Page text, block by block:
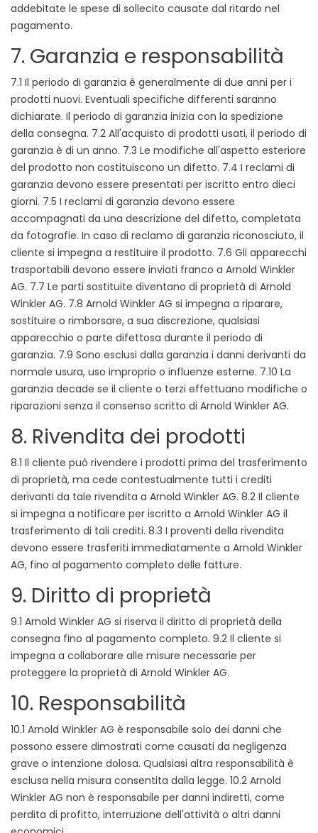
addebitate le spese di sollecito causate dal ritardo nel
pagamento.
7. Garanzia e responsabilità
7.1 Il periodo di garanzia è generalmente di due anni per i
prodotti nuovi. Eventuali specifiche differenti saranno
dichiarate. Il periodo di garanzia inizia con la spedizione
della consegna. 7.2 All'acquisto di prodotti usati, il periodo di
garanzia è di un anno. 7.3 Le modifiche all'aspetto esteriore
del prodotto non costituiscono un difetto. 7.4 I reclami di
garanzia devono essere presentati per iscritto entro dieci
giorni. 7.5 I reclami di garanzia devono essere
accompagnati da una descrizione del difetto, completata
da fotografie. In caso di reclamo di garanzia riconosciuto, il
cliente si impegna a restituire il prodotto. 7.6 Gli apparecchi
trasportabili devono essere inviati franco a Arnold Winkler
AG. 7.7 Le parti sostituite diventano di proprietà di Arnold
Winkler AG. 7.8 Arnold Winkler AG si impegna a riparare,
sostituire o rimborsare, a sua discrezione, qualsiasi
apparecchio o parte difettosa durante il periodo di
garanzia. 7.9 Sono esclusi dalla garanzia i danni derivanti da
normale usura, uso improprio o influenze esterne. 7.10 La
garanzia decade se il cliente o terzi effettuano modifiche o
riparazioni senza il consenso scritto di Arnold Winkler AG.
8. Rivendita dei prodotti
8.1 Il cliente può rivendere i prodotti prima del trasferimento
di proprietà, ma cede contestualmente tutti i crediti
derivanti da tale rivendita a Arnold Winkler AG. 8.2 Il cliente
si impegna a notificare per iscritto a Arnold Winkler AG il
trasferimento di tali crediti. 8.3 I proventi della rivendita
devono essere trasferiti immediatamente a Arnold Winkler
AG, fino al pagamento completo delle fatture.
9. Diritto di proprietà
9.1 Arnold Winkler AG si riserva il diritto di proprietà della
consegna fino al pagamento completo. 9.2 Il cliente si
impegna a collaborare alle misure necessarie per
proteggere la proprietà di Arnold Winkler AG.
10. Responsabilità
10.1 Arnold Winkler AG è responsabile solo dei danni che
possono essere dimostrati come causati da negligenza
grave o intenzione dolosa. Qualsiasi altra responsabilità è
esclusa nella misura consentita dalla legge. 10.2 Arnold
Winkler AG non è responsabile per danni indiretti, come
perdita di profitto, interruzione dell'attività o altri danni